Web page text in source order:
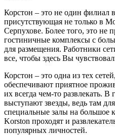
Корстон – это не один филиал
присутствующая не только в
Серпухове. Более того, это не
гостиничные комплексы с
для размещения. Работники
все, чтобы здесь Вы
Корстон – это одна из тех
обеспечивают приятное
их всегда чем-то развлекать. В
выступают звезды, ведь там
специальные залы на большое
Korston проходят и
популярных личностей.